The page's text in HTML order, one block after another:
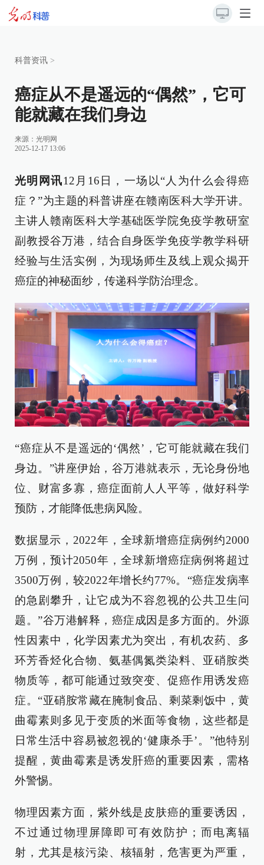
科普资讯 >
癌症从不是遥远的“偶然”，它可
能就藏在我们身边
来源： 光明网
2025-12-17 13:06
光明网讯12月16日，一场以“人为什么会得癌
症？”为主题的科普讲座在赣南医科大学开讲。
主讲人赣南医科大学基础医学院免疫学教研室
副教授谷万港，结合自身医学免疫学教学科研
经验与生活实例，为现场师生及线上观众揭开
癌症的神秘面纱，传递科学防治理念。
“癌症从不是遥远的‘偶然’，它可能就藏在我们
身边。”讲座伊始，谷万港就表示，无论身份地
位、财富多寡，癌症面前人人平等，做好科学
预防，才能降低患病风险。
数据显示，2022年，全球新增癌症病例约2000
万例，预计2050年，全球新增癌症病例将超过
3500万例，较2022年增长约77%。“癌症发病率
的急剧攀升，让它成为不容忽视的公共卫生问
题。”谷万港解释，癌症成因是多方面的。外源
性因素中，化学因素尤为突出，有机农药、多
环芳香烃化合物、氨基偶氮类染料、亚硝胺类
物质等，都可能通过致突变、促癌作用诱发癌
症。“亚硝胺常藏在腌制食品、剩菜剩饭中，黄
曲霉素则多见于变质的米面等食物，这些都是
日常生活中容易被忽视的‘健康杀手’。”他特别
提醒，黄曲霉素是诱发肝癌的重要因素，需格
外警惕。
物理因素方面，紫外线是皮肤癌的重要诱因，
不过通过物理屏障即可有效防护；而电离辐
射，尤其是核污染、核辐射，危害更为严重，